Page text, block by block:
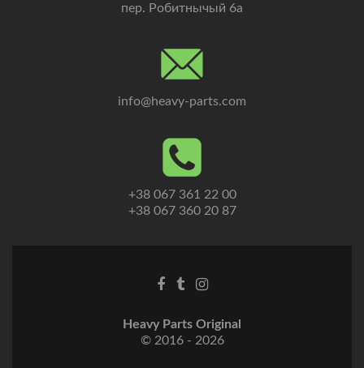
пер. Робитнычый 6а
info@heavy-parts.com
+38 067 361 22 00
+38 067 360 20 87
Heavy Parts Original
© 2016 - 2026